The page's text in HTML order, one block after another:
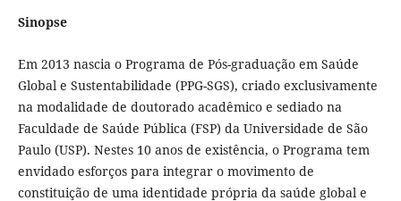
Sinopse
Em 2013 nascia o Programa de Pós-graduação em Saúde
Global e Sustentabilidade (PPG-SGS), criado exclusivamente
na modalidade de doutorado acadêmico e sediado na
Faculdade de Saúde Pública (FSP) da Universidade de São
Paulo (USP). Nestes 10 anos de existência, o Programa tem
envidado esforços para integrar o movimento de
constituição de uma identidade própria da saúde global e